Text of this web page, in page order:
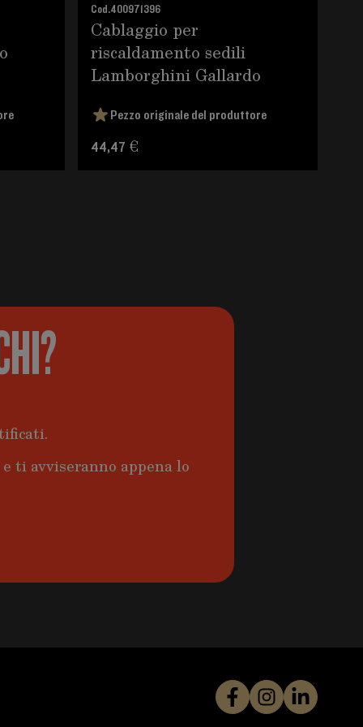
Cod.400971396
Cablaggio per
riscaldamento sedili
Lamborghini Gallardo
Pezzo originale del produttore
44,47 €
ti avviseranno appena lo